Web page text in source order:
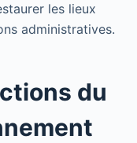
les lieux
administratives.
du